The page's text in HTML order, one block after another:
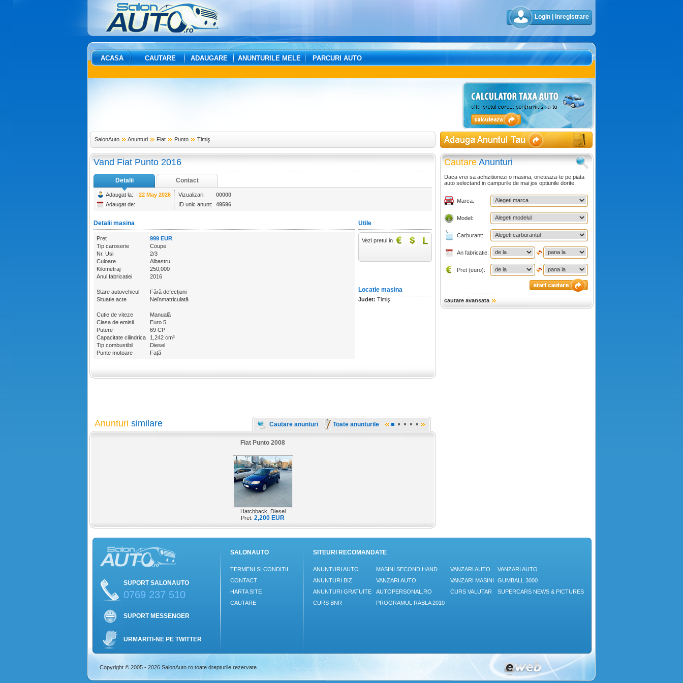
Login Inregistrare
ACASA CAUTARE ADAUGARE ANUNTURILE MELE PARCURI AUTO
SalonAuto Anunturi Fiat Punto Timiş
Vand Fiat Punto 2016
Detalii Contact
Adaugat la: 22 May 2026 Vizualizari:
00000
Adaugat de:
ID unic anunt: 49596
Detalii masina
Pret
999 EUR
Tip caroserie
Coupe
Nr. Usi
2/3
Culoare
Albastru
Kilometraj
250,000
Anul fabricatiei
2016
Stare autovehicul
Fără defecţiuni
Situatie acte
Neînmatriculată
Cutie de viteze
Manuală
Clasa de emisii
Euro 5
Putere
69 CP
Capacitate cilindrica
1,242 cm³
Tip combustibil
Diesel
Punte motoare
Faţă
Utile
Vezi pretul in
Locatie masina
Judet: Timiş
Anunturi similare Cautare anunturi Toate anunturile
Fiat Punto 2008
Hatchback, Diesel
Pret: 2,200 EUR
CautareAnunturi
Daca vrei sa achizitionezi o masina, orieteaza-te pe piata
auto selectand in campurile de mai jos optiunile dorite.
Marca:
Model:
Carburant:
An fabricatie:
Pret (euro):
cautare avansata
SUPORT SALONAUTO
0769 237 510
SUPORT MESSENGER
URMARITI-NE PE TWITTER
SALONAUTO
TERMENI SI CONDITII
CONTACT
HARTA SITE
CAUTARE
SITEURI RECOMANDATE
ANUNTURI AUTO
ANUNTURI BIZ
ANUNTURI GRATUITE
CURS BNR
MASINI SECOND HAND
VANZARI AUTO
AUTOPERSONAL.RO
PROGRAMUL RABLA 2010
VANZARI AUTO
VANZARI MASINI
CURS VALUTAR
VANZARI AUTO
GUMBALL 3000
SUPERCARS NEWS & PICTURES
Copyright © 2005 - 2026 SalonAuto.ro toate drepturile rezervate.